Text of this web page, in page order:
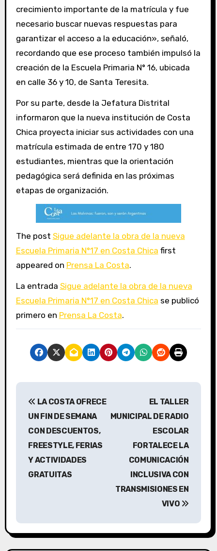
crecimiento importante de la matrícula y fue
necesario buscar nuevas respuestas para
garantizar el acceso a la educación», señaló,
recordando que ese proceso también impulsó la
creación de la Escuela Primaria N° 16, ubicada
en calle 36 y 10, de Santa Teresita.
Por su parte, desde la Jefatura Distrital
informaron que la nueva institución de Costa
Chica proyecta iniciar sus actividades con una
matrícula estimada de entre 170 y 180
estudiantes, mientras que la orientación
pedagógica será definida en las próximas
etapas de organización.
The post Sigue adelante la obra de la nueva
Escuela Primaria N°17 en Costa Chica first
appeared on Prensa La Costa.
La entrada Sigue adelante la obra de la nueva
Escuela Primaria N°17 en Costa Chica se publicó
primero en Prensa La Costa.
N
i
LA COSTA OFRECE
UN FIN DE SEMANA
CON DESCUENTOS,
FREESTYLE, FERIAS
Y ACTIVIDADES
GRATUITAS
EL TALLER
MUNICIPAL DE RADIO
ESCOLAR
FORTALECE LA
COMUNICACIÓN
INCLUSIVA CON
TRANSMISIONES EN
VIVO